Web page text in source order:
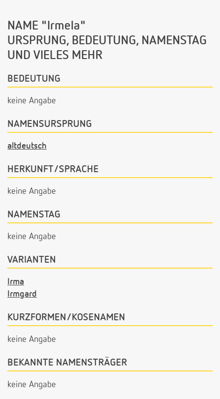
NAME "Irmela"
URSPRUNG, BEDEUTUNG, NAMENSTAG
UND VIELES MEHR
BEDEUTUNG
keine Angabe
NAMENSURSPRUNG
altdeutsch
HERKUNFT/SPRACHE
keine Angabe
NAMENSTAG
keine Angabe
VARIANTEN
Irma
Irmgard
KURZFORMEN/KOSENAMEN
keine Angabe
BEKANNTE NAMENSTRÄGER
keine Angabe